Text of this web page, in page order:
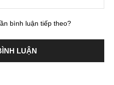
bình luận tiếp theo?